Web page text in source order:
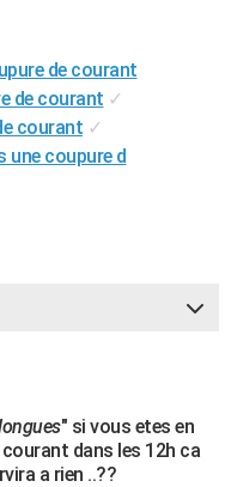
de courant
de courant ✓
courant ✓
une coupure d
" si vous etes en
dans les 12h ca
a rien ..??